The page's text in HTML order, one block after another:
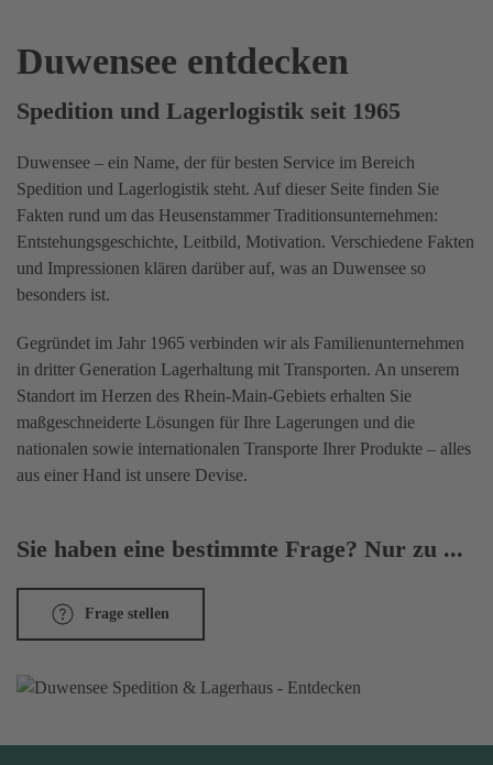
Duwensee entdecken
Spedition und Lagerlogistik seit 1965
Duwensee – ein Name, der für besten Service im Bereich
Spedition und Lagerlogistik steht. Auf dieser Seite finden Sie
Fakten rund um das Heusenstammer Traditionsunternehmen:
Entstehungsgeschichte, Leitbild, Motivation. Verschiedene Fakten
und Impressionen klären darüber auf, was an Duwensee so
besonders ist.
Gegründet im Jahr 1965 verbinden wir als Familienunternehmen
in dritter Generation Lagerhaltung mit Transporten. An unserem
Standort im Herzen des Rhein-Main-Gebiets erhalten Sie
maßgeschneiderte Lösungen für Ihre Lagerungen und die
nationalen sowie internationalen Transporte Ihrer Produkte – alles
aus einer Hand ist unsere Devise.
Sie haben eine bestimmte Frage? Nur zu ...
Frage stellen